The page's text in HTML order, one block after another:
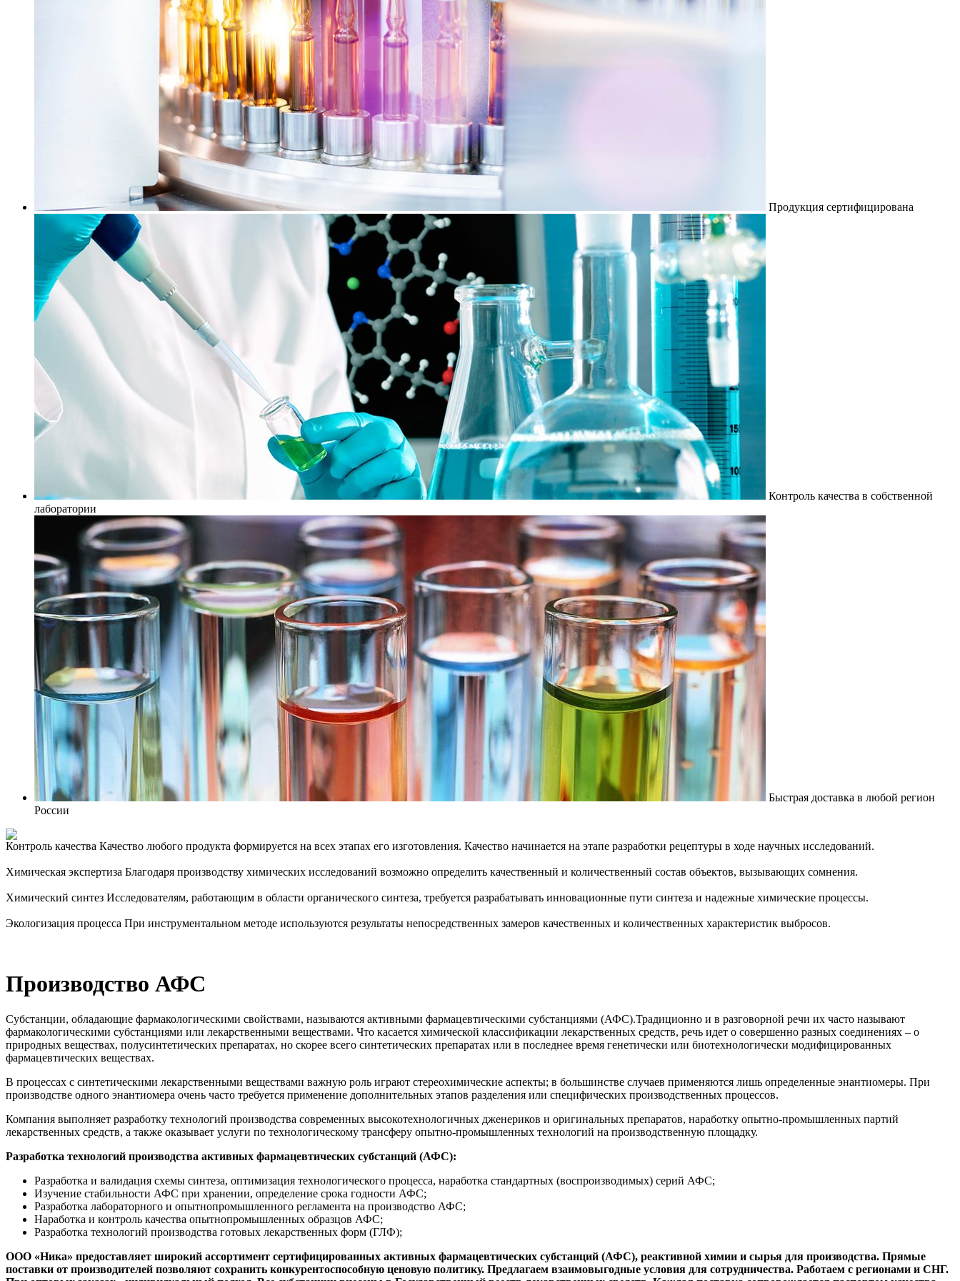
Продукция сертифицирована
Контроль качества в собственной
лаборатории
Быстрая доставка в любой регион
России
Контроль качества Качество любого продукта формируется на всех этапах его изготовления. Качество начинается на этапе разработки рецептуры в ходе научных исследований.
Химическая экспертиза Благодаря производству химических исследований возможно определить качественный и количественный состав объектов, вызывающих сомнения.
Химический синтез Исследователям, работающим в области органического синтеза, требуется разрабатывать инновационные пути синтеза и надежные химические процессы.
Экологизация процесса При инструментальном методе используются результаты непосредственных замеров качественных и количественных характеристик выбросов.
Производство АФС
Субстанции, обладающие фармакологическими свойствами, называются активными фармацевтическими субстанциями (АФС).Традиционно и в разговорной речи их часто называют
фармакологическими субстанциями или лекарственными веществами. Что касается химической классификации лекарственных средств, речь идет о совершенно разных соединениях – о
природных веществах, полусинтетических препаратах, но скорее всего синтетических препаратах или в последнее время генетически или биотехнологически модифицированных
фармацевтических веществах.
В процессах с синтетическими лекарственными веществами важную роль играют стереохимические аспекты; в большинстве случаев применяются лишь определенные энантиомеры. При
производстве одного энантиомера очень часто требуется применение дополнительных этапов разделения или специфических производственных процессов.
Компания выполняет разработку технологий производства современных высокотехнологичных дженериков и оригинальных препаратов, наработку опытно-промышленных партий
лекарственных средств, а также оказывает услуги по технологическому трансферу опытно-промышленных технологий на производственную площадку.
Разработка технологий производства активных фармацевтических субстанций (АФС):
Разработка и валидация схемы синтеза, оптимизация технологического процесса, наработка стандартных (воспроизводимых) серий АФС;
Изучение стабильности АФС при хранении, определение срока годности АФС;
Разработка лабораторного и опытнопромышленного регламента на производство АФС;
Наработка и контроль качества опытнопромышленных образцов АФС;
Разработка технологий производства готовых лекарственных форм (ГЛФ);
ООО «Ника» предоставляет широкий ассортимент сертифицированных активных фармацевтических субстанций (АФС), реактивной химии и сырья для производства. Прямые
поставки от производителей позволяют сохранить конкурентоспособную ценовую политику. Предлагаем взаимовыгодные условия для сотрудничества. Работаем с регионами и СНГ.